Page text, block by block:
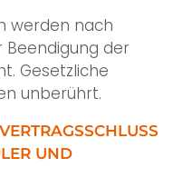
werden nach
Beendigung der
Gesetzliche
unberührt.
UND